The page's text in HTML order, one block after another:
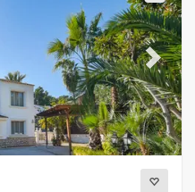
Next